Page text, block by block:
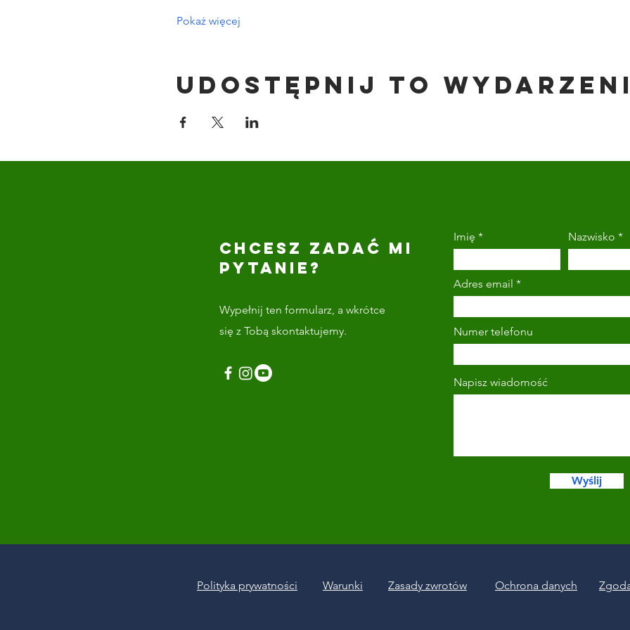
Pokaż więcej
Udostępnij to
CHCESZ ZADAĆ MI
PYTANIE?
Wypełnij ten formularz, a wkrótce
się z Tobą skontaktujemy.
Imię Nazwisko
Adres email
Numer telefonu
Napisz wiadomość
Wyślij
Polityka prywatności Warunki Zasady zwrotów Ochrona danych